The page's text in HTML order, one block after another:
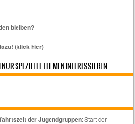
bleiben?
(klick hier)
SPEZIELLE THEMEN INTERESSIEREN.
der Jugendgruppen: Start der